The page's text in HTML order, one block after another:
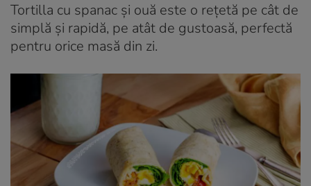
Tortilla cu spanac și ouă este o rețetă pe cât de
simplă și rapidă, pe atât de gustoasă, perfectă
pentru orice masă din zi.